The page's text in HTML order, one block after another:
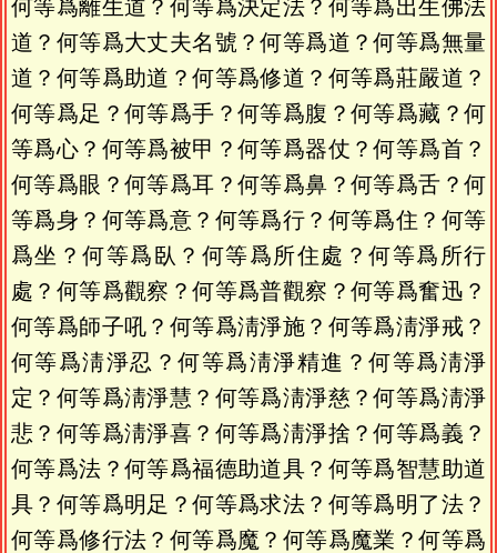
何等爲離生道？何等爲決定法？何等爲出生佛法
道？何等爲大丈夫名號？何等爲道？何等爲無量
道？何等爲助道？何等爲修道？何等爲莊嚴道？
何等爲足？何等爲手？何等爲腹？何等爲藏？何
等爲心？何等爲被甲？何等爲器仗？何等爲首？
何等爲眼？何等爲耳？何等爲鼻？何等爲舌？何
等爲身？何等爲意？何等爲行？何等爲住？何等
爲坐？何等爲臥？何等爲所住處？何等爲所行
處？何等爲觀察？何等爲普觀察？何等爲奮迅？
何等爲師子吼？何等爲淸淨施？何等爲淸淨戒？
何等爲淸淨忍？何等爲淸淨精進？何等爲淸淨
定？何等爲淸淨慧？何等爲淸淨慈？何等爲淸淨
悲？何等爲淸淨喜？何等爲淸淨捨？何等爲義？
何等爲法？何等爲福德助道具？何等爲智慧助道
具？何等爲明足？何等爲求法？何等爲明了法？
何等爲修行法？何等爲魔？何等爲魔業？何等爲